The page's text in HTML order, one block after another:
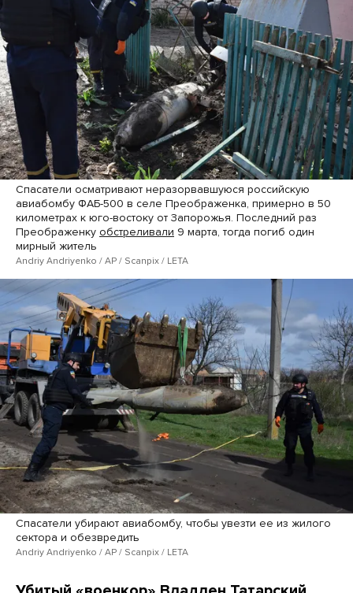
Спасатели осматривают неразорвавшуюся российскую
авиабомбу ФАБ-500 в селе Преображенка, примерно в 50
километрах к юго-востоку от Запорожья. Последний раз
Преображенку обстреливали 9 марта, тогда погиб один
мирный житель
Andriy Andriyenko / AP / Scanpix / LETA
Спасатели убирают авиабомбу, чтобы увезти ее из жилого
сектора и обезвредить
Andriy Andriyenko / AP / Scanpix / LETA